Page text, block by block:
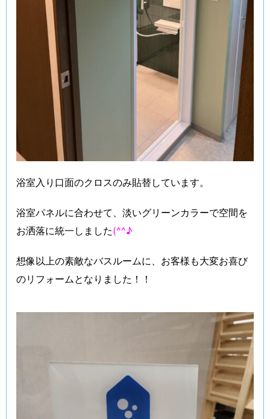
浴室入り口面のクロスのみ貼替しています。
浴室パネルに合わせて、淡いグリーンカラーで空間を
お洒落に統一しました(^^♪
想像以上の素敵なバスルームに、お客様も大変お喜び
のリフォームとなりました！！